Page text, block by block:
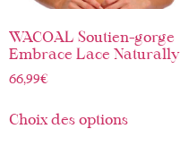
WACOAL Soutien-gorge
Embrace Lace Naturally
66,99€
Choix des options